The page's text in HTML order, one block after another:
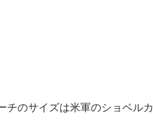
チのサイズは米軍のショベルカ